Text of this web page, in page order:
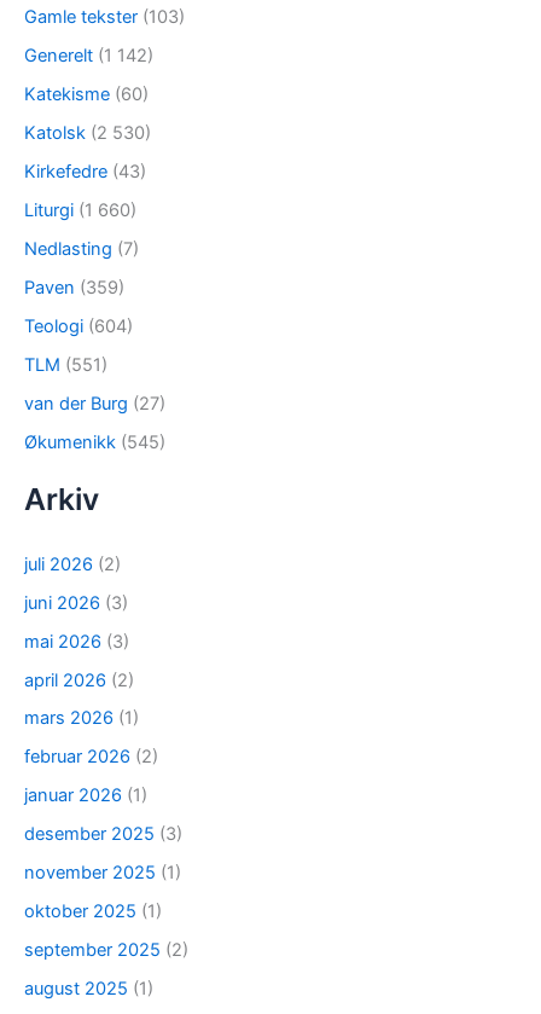
Gamle tekster (103)
Generelt (1 142)
Katekisme (60)
Katolsk (2 530)
Kirkefedre (43)
Liturgi (1 660)
Nedlasting (7)
Paven (359)
Teologi (604)
TLM (551)
van der Burg (27)
Økumenikk (545)
Arkiv
juli 2026 (2)
juni 2026 (3)
mai 2026 (3)
april 2026 (2)
mars 2026 (1)
februar 2026 (2)
januar 2026 (1)
desember 2025 (3)
november 2025 (1)
oktober 2025 (1)
september 2025 (2)
august 2025 (1)